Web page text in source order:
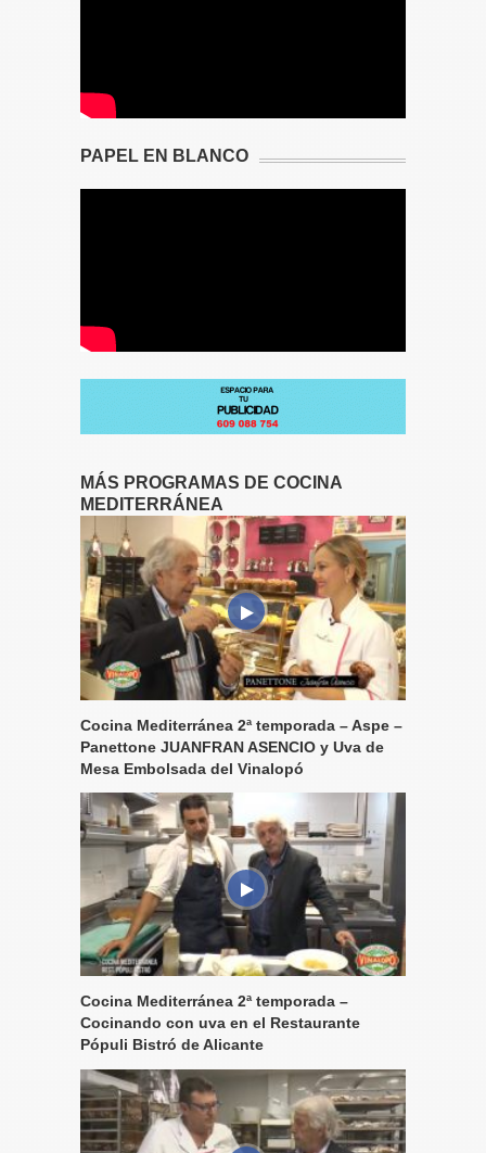
PAPEL EN BLANCO
MÁS PROGRAMAS DE COCINA
MEDITERRÁNEA
Cocina Mediterránea 2ª temporada – Aspe –
Panettone JUANFRAN ASENCIO y Uva de
Mesa Embolsada del Vinalopó
Cocina Mediterránea 2ª temporada –
Cocinando con uva en el Restaurante
Pópuli Bistró de Alicante